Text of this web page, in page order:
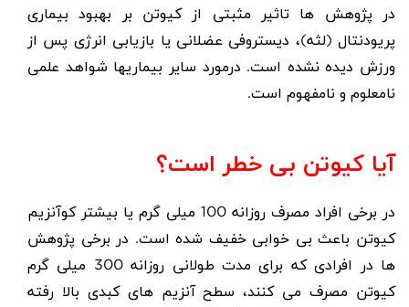
در پژوهش ها تاثیر مثبتی از کیوتن بر بهبود بیماری
پریودنتال (لثه)، دیستروفی عضلانی یا بازیابی انرژی پس از
ورزش دیده نشده است. درمورد سایر بیماریها شواهد علمی
نامعلوم و نامفهوم است.
آیا کیوتن بی خطر است؟
در برخی افراد مصرف روزانه 100 میلی گرم یا بیشتر کوآنزیم
کیوتن باعث بی خوابی خفیف شده است. در برخی پژوهش
ها در افرادی که برای مدت طولانی روزانه 300 میلی گرم
کیوتن مصرف می کنند، سطح آنزیم های کبدی بالا رفته